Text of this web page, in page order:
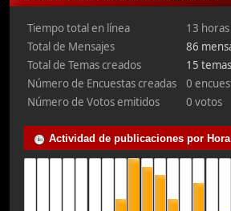
Tiempo total en línea
13
Total de Mensajes
86
Total de Temas creados
15 temas
Número de Encuestas creadas
0
Número de Votos emitidos
0 votos
Actividad de publicaciones por Hora